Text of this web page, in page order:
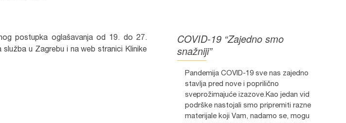
postupka oglašavanja od 19. do 27.
u Zagrebu i na web stranici Klinike
COVID-19 “Zajedno smo
snažniji”
Pandemija COVID-19 sve nas zajedno
stavlja pred nove i poprilično
sveprožimajuće izazove.Kao jedan vid
podrške nastojali smo pripremiti razne
materijale koji Vam, nadamo se, mogu